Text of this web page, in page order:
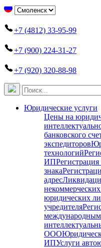
+7 (4812) 33-95-99
+7 (900) 224-31-27
+7 (920) 320-88-98
Юридические услуги
Цены на
банковского
экспедиторов
технологий
ИП
знака
адрес
юридических
учредителя
международным
ООО
ИПУслуги